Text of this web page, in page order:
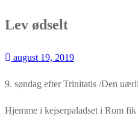
Lev ødselt
august 19, 2019
9. søndag efter Trinitatis /Den
Hjemme i kejserpaladset i Rom